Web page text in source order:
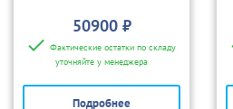
50900 ₽
Фактические остатки по складу
уточняйте у менеджера
Подробнее